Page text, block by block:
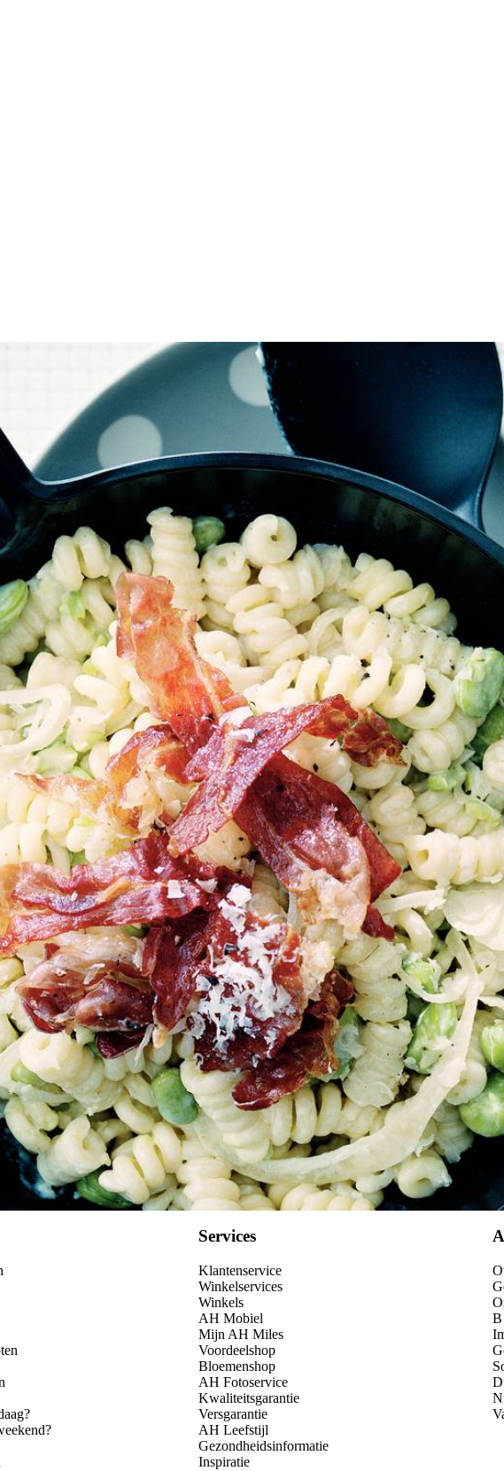
Kies producten
grijze velletjes van de boontjes. Snijd de parmaham in brede repen.
Schep ze uit de pan op een stukje keukenpapier. Fruit de sjalotten zachtjes 3
zachtjes 2 minuten.
enkele eetlepels kookvocht van de pasta in een schaaltje. Giet de pasta af, schep de
toe. Verdeel het gerecht over 4 diepe warme borden en strooi de repen parmaham
Wat vond je van dit recept?
Services
Klantenservice
Winkelservices
Winkels
AH Mobiel
Mijn AH Miles
Voordeelshop
Bloemenshop
AH Fotoservice
Kwaliteitsgarantie
Versgarantie
AH Leefstijl
Gezondheidsinformatie
Inspiratie
B